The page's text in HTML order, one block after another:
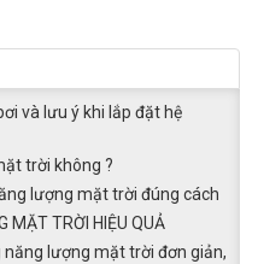
và lưu ý khi lắp đặt hệ
trời không ?
lượng mặt trời đúng cách
MẶT TRỜI HIỆU QUẢ
lượng mặt trời đơn giản,